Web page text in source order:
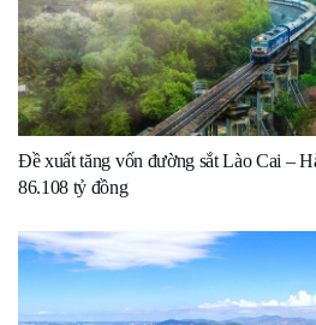
Đề xuất tăng vốn đường sắt Lào Cai –
86.108 tỷ đồng